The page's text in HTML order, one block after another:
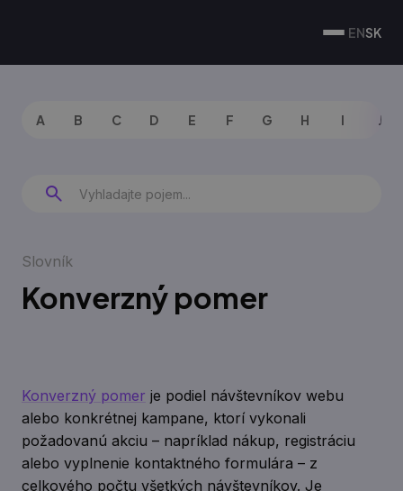
ENSK
A B C D E F G H I J
Slovník
Konverzný pomer
Konverzný pomer je podiel návštevníkov webu
alebo konkrétnej kampane, ktorí vykonali
požadovanú akciu – napríklad nákup, registráciu
alebo vyplnenie kontaktného formulára – z
celkového počtu všetkých návštevníkov. Je